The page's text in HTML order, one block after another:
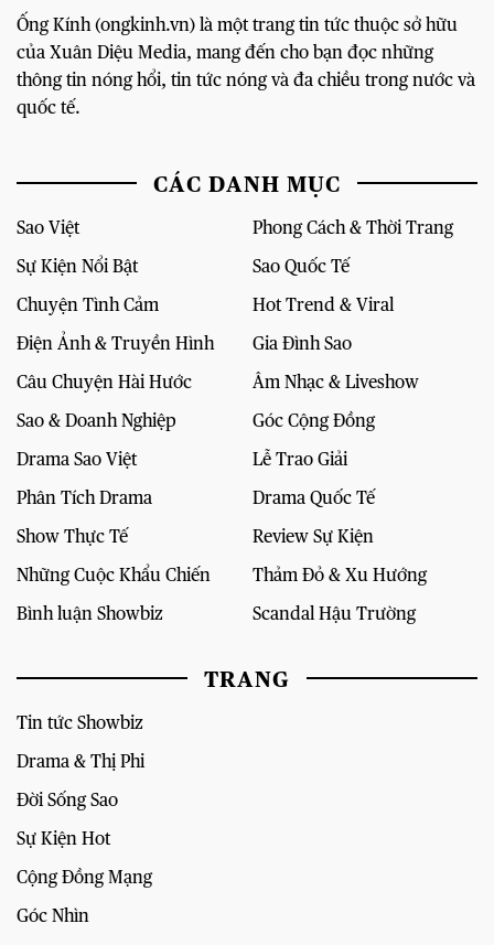
Ống Kính (ongkinh.vn) là một trang tin tức thuộc sở hữu
của Xuân Diệu Media, mang đến cho bạn đọc những
thông tin nóng hổi, tin tức nóng và đa chiều trong nước và
quốc tế.
CÁC DANH MỤC
Sao Việt
Phong Cách & Thời Trang
Sự Kiện Nổi Bật
Sao Quốc Tế
Chuyện Tình Cảm
Hot Trend & Viral
Điện Ảnh & Truyền Hình
Gia Đình Sao
Câu Chuyện Hài Hước
Âm Nhạc & Liveshow
Sao & Doanh Nghiệp
Góc Cộng Đồng
Drama Sao Việt
Lễ Trao Giải
Phân Tích Drama
Drama Quốc Tế
Show Thực Tế
Review Sự Kiện
Những Cuộc Khẩu Chiến
Thảm Đỏ & Xu Hướng
Bình luận Showbiz
Scandal Hậu Trường
TRANG
Tin tức Showbiz
Drama & Thị Phi
Đời Sống Sao
Sự Kiện Hot
Cộng Đồng Mạng
Góc Nhìn